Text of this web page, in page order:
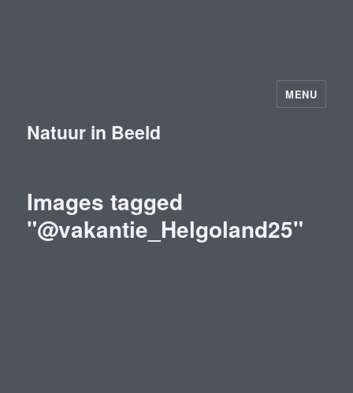
Natuur in Beeld
MENU
Images tagged
"@vakantie_Helgoland25"